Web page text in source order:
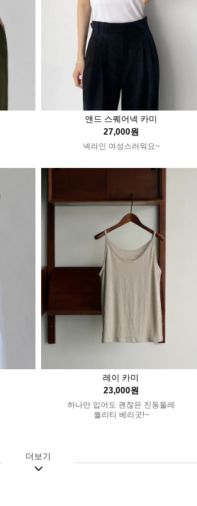
앤드 스퀘어넥 카미
27,000원
넥라인 여성스러워요~
레이 카미
23,000원
하나만 입어도 괜찮은 진동둘레
퀄리티 베리굿!~
더보기